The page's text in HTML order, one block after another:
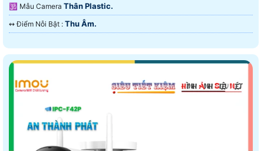
🕉️ Mẫu Camera Thân Plastic.
️↭ Điểm Nỗi Bật : Thu Âm.